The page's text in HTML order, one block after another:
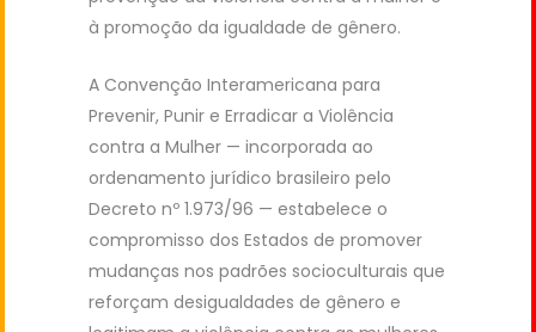
à promoção da igualdade de gênero.
A Convenção Interamericana para
Prevenir, Punir e Erradicar a Violência
contra a Mulher — incorporada ao
ordenamento jurídico brasileiro pelo
Decreto nº 1.973/96 — estabelece o
compromisso dos Estados de promover
mudanças nos padrões socioculturais que
reforçam desigualdades de gênero e